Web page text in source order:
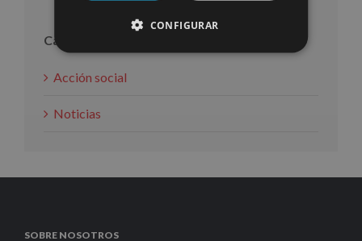
Categorías
Acción social
Noticias
SOBRE NOSOTROS
CONFIGURAR